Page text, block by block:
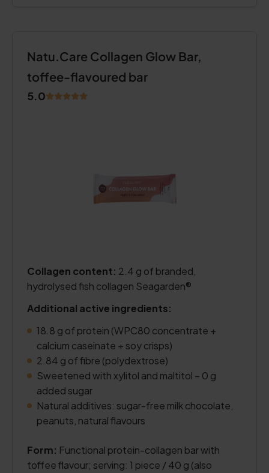
Natu.Care Collagen Glow Bar,
toffee-flavoured bar
5.0
Collagen content: 2.4 g of branded,
hydrolysed fish collagen Seagarden®
Additional active ingredients:
18.8 g of protein (WPC80 concentrate +
calcium caseinate + soy crisps)
2.84 g of fibre (polydextrose)
Sweetened with xylitol and maltitol – 0 g
added sugar
Natural additives: sugar-free milk chocolate,
peanuts, natural flavours
Form: Functional protein-collagen bar with
toffee flavour; serving: 1 piece / 40 g (also